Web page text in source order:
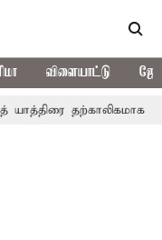
விளையாட்டு
தற்காலிகமாக நிறுத்தம்